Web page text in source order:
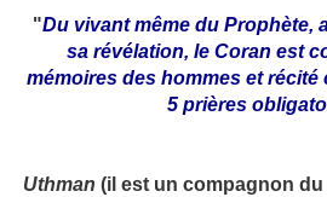
"Du vivant même du Prophète,
sa révélation, le Coran est
mémoires des hommes et
5 prières
Uthman (il est un compagnon